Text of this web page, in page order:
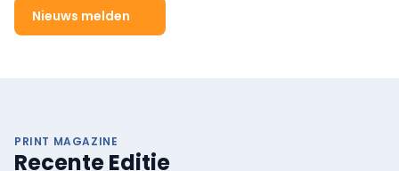
Nieuws melden
PRINT MAGAZINE
Recente Editie